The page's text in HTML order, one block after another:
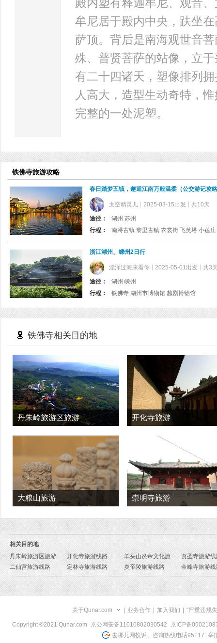
殿内塑有释迦牟尼、观音
牟尼居于殿内中央，趺坐
萨顶。背后是南海观世音
殊、普贤菩萨的站像，立
有二十四诸天，塑像排列
人高大，造型生动奇特，
完整的一处泥塑。
铁佛寺旅游攻略
春日踏梦五镇，邂逅江南万般温柔（公交游记攻
太空精灵儿 2025-03-15出发 共10天
途径：
湖州 苏州
行程：
南浔古镇 黎里古镇 衣裳街 飞英塔 小莲
浙江湖州、嵊州2日行
漂洋过海来看你 2025-05-01出发 共3
途径：
湖州 嵊州
行程：
铁佛寺 湖州市博物馆 越剧博物馆
铁佛寺相关目的地
丹朱岭旅游区旅游 开化寺旅游
大粮山旅游 崇明寺旅游
相关目的地
丹朱岭旅游区旅游线路
开化寺旅游线路 羊头山炎帝文化旅游区旅游线路
资圣寺旅游
二仙宫旅游线路
定林寺旅游线路 炎帝陵旅游线路 金峰寺旅游
关于Qunar.com 业务合作 加入我们 "严重违规
Copyright ©2021 Qunar.com 京公网安备11010802030542
京ICP备
去哪儿网投诉、咨询热线电话95117 举